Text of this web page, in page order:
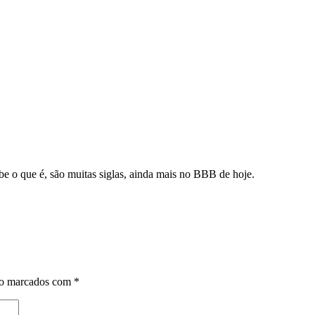
o que é, são muitas siglas, ainda mais no BBB de hoje.
marcados com *